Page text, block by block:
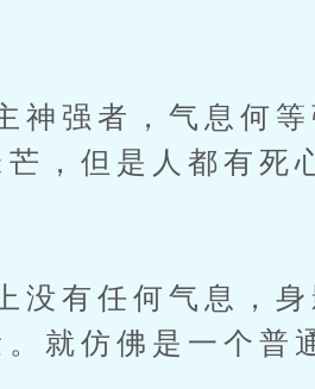
强者，气息何等
，但是人都有死
有任何气息，身
就仿佛是一个普